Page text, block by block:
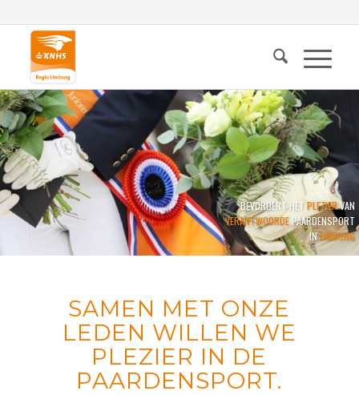
BEVORDERT HET PLEZIERVAN
VERANTWOORDEPAARDENSPORT
INLIMBURG
SAMEN MET ONZE
LEDEN WILLEN WE
PLEZIER IN DE
PAARDENSPORT.